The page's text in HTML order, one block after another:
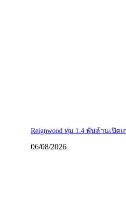
Reignwood ทุ่ม 1.4 พันล้านเปิด
06/08/2026